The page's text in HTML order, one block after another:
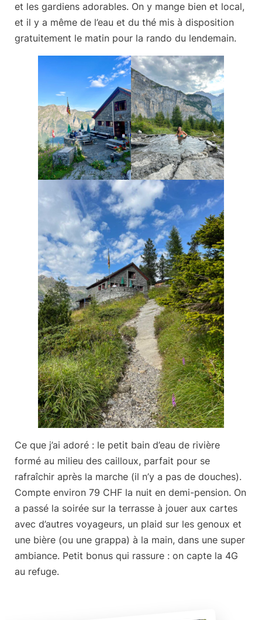
et les gardiens adorables. On y mange bien et local,
et il y a même de l’eau et du thé mis à disposition
gratuitement le matin pour la rando du lendemain.
Ce que j’ai adoré : le petit bain d’eau de rivière
formé au milieu des cailloux, parfait pour se
rafraîchir après la marche (il n’y a pas de douches).
Compte environ 79 CHF la nuit en demi-pension. On
a passé la soirée sur la terrasse à jouer aux cartes
avec d’autres voyageurs, un plaid sur les genoux et
une bière (ou une grappa) à la main, dans une super
ambiance. Petit bonus qui rassure : on capte la 4G
au refuge.